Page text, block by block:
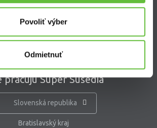
Povoliť výber
Odmietnuť
pomoc@supersused.sk
pracujú Super Susedia
Slovenská republika
Bratislavský kraj